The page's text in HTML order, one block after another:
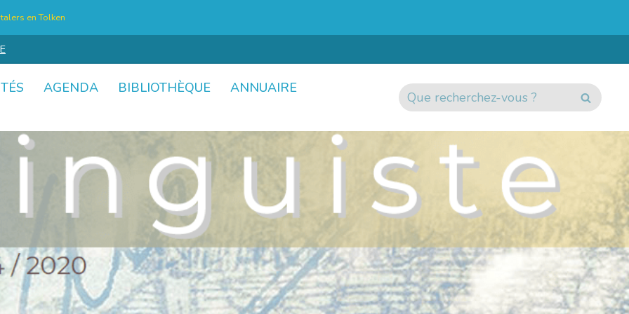
en Tolken
AGENDA BIBLIOTHÈQUE
ANNUAIRE